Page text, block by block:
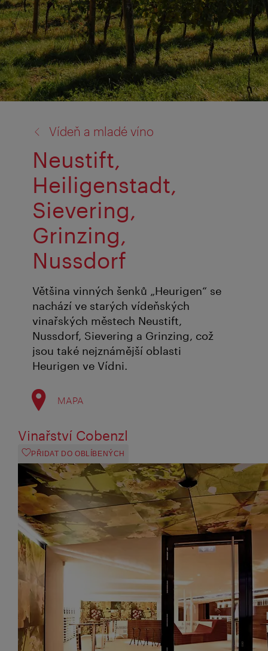
Vídeň a mladé víno
Neustift,
Heiligenstadt,
Sievering,
Grinzing,
Nussdorf
Většina vinných šenků „Heurigen“ se
nachází ve starých vídeňských
vinařských městech Neustift,
Nussdorf, Sievering a Grinzing, což
jsou také nejznámější oblasti
Heurigen ve Vídni.
MAPA
Vinařství Cobenzl
PŘIDAT DO OBLÍBENÝCH